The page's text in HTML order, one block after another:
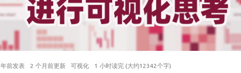
前发表 2 个月前更新 可视化 1 小时读完 (大约12342个字)